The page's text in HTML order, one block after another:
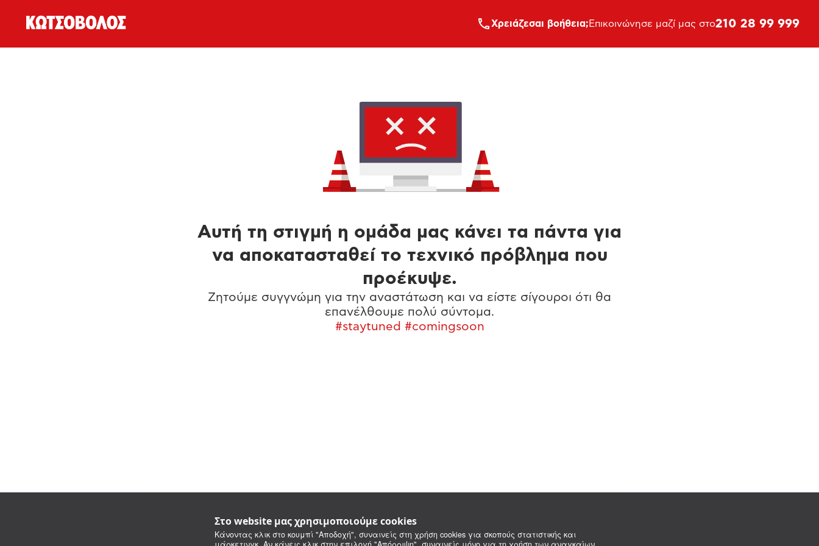
Στο website μας χρησιμοποιούμε cookies
Κάνοντας κλικ στο κουμπί "Αποδοχή", συναινείς στη χρήση cookies για σκοπούς στατιστικής και
Xρειάζεσαι βοήθεια; Επικοινώνησε μαζί μας στο210 28 99 999
Αυτή τη στιγμή η ομάδα μας κάνει τα πάντα για
να αποκατασταθεί το τεχνικό πρόβλημα που
προέκυψε.
Ζητούμε συγγνώμη για την αναστάτωση και να είστε σίγουροι ότι θα
επανέλθουμε πολύ σύντομα.
#staytuned #comingsoon